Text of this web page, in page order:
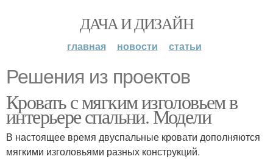
ДАЧА И ДИЗАЙН
главная новости статьи
Решения из проектов
Кровать с мягким изголовьем в
интерьере спальни. Модели
В настоящее время двуспальные кровати дополняются
мягкими изголовьями разных конструкций.